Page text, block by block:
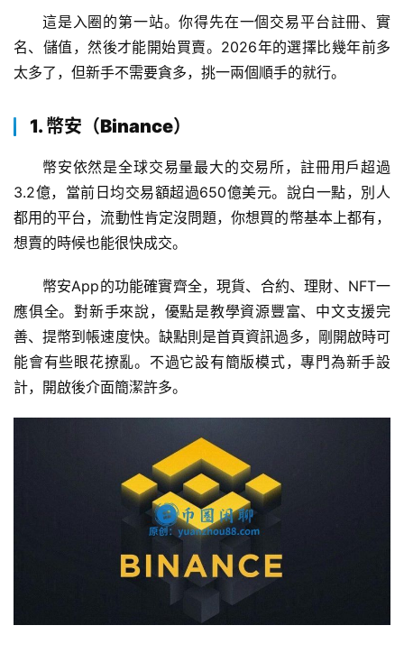
這是入圈的第一站。你得先在一個交易平台註冊、實
名、儲值，然後才能開始買賣。2026年的選擇比幾年前多
太多了，但新手不需要貪多，挑一兩個順手的就行。
1. 幣安（Binance）
幣安依然是全球交易量最大的交易所，註冊用戶超過
3.2億，當前日均交易額超過650億美元。說白一點，別人
都用的平台，流動性肯定沒問題，你想買的幣基本上都有，
想賣的時候也能很快成交。
幣安App的功能確實齊全，現貨、合約、理財、NFT一
應俱全。對新手來說，優點是教學資源豐富、中文支援完
善、提幣到帳速度快。缺點則是首頁資訊過多，剛開啟時可
能會有些眼花撩亂。不過它設有簡版模式，專門為新手設
計，開啟後介面簡潔許多。